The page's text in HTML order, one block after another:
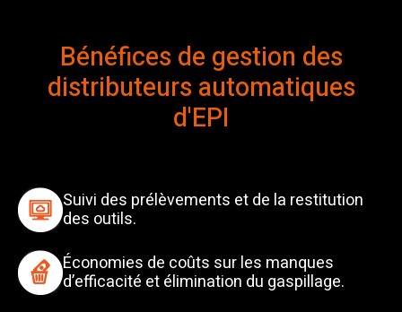
Bénéfices de gestion des
distributeurs automatiques
d'EPI​
Suivi des prélèvements et de la restitution
des outils.​
Économies de coûts sur les manques
d’efficacité et élimination du gaspillage.​